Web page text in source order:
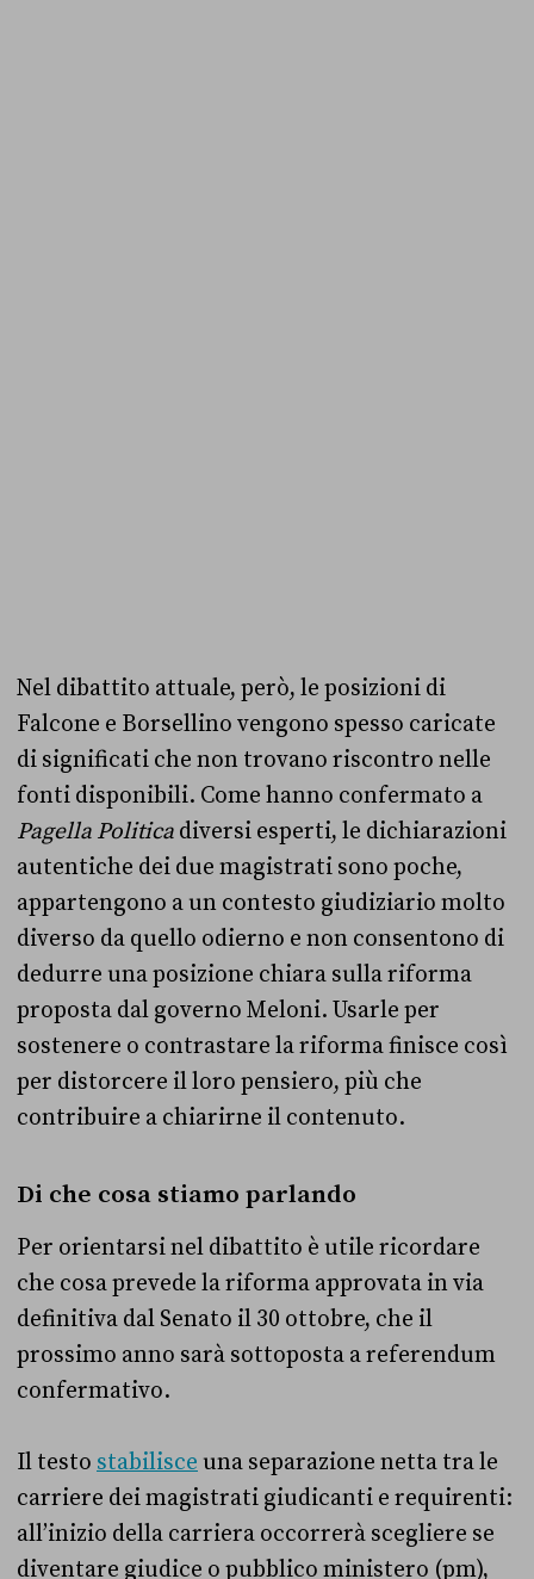
Nel dibattito attuale, però, le posizioni di
Falcone e Borsellino vengono spesso caricate
di significati che non trovano riscontro nelle
fonti disponibili. Come hanno confermato a
Pagella Politica diversi esperti, le dichiarazioni
autentiche dei due magistrati sono poche,
appartengono a un contesto giudiziario molto
diverso da quello odierno e non consentono di
dedurre una posizione chiara sulla riforma
proposta dal governo Meloni. Usarle per
sostenere o contrastare la riforma finisce così
per distorcere il loro pensiero, più che
contribuire a chiarirne il contenuto.
Di che cosa stiamo parlando
Per orientarsi nel dibattito è utile ricordare
che cosa prevede la riforma approvata in via
definitiva dal Senato il 30 ottobre, che il
prossimo anno sarà sottoposta a referendum
confermativo.
Il testo stabilisce una separazione netta tra le
carriere dei magistrati giudicanti e requirenti:
all’inizio della carriera occorrerà scegliere se
diventare giudice o pubblico ministero (pm),